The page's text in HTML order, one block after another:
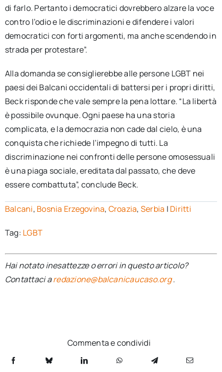
di farlo. Pertanto i democratici dovrebbero alzare la voce
contro l’odio e le discriminazioni e difendere i valori
democratici con forti argomenti, ma anche scendendo in
strada per protestare”.
Alla domanda se consiglierebbe alle persone LGBT nei
paesi dei Balcani occidentali di battersi per i propri diritti,
Beck risponde che vale sempre la pena lottare. “La libertà
è possibile ovunque. Ogni paese ha una storia
complicata, e la democrazia non cade dal cielo, è una
conquista che richiede l’impegno di tutti. La
discriminazione nei confronti delle persone omosessuali
è una piaga sociale, ereditata dal passato, che deve
essere combattuta”, conclude Beck.
Balcani, Bosnia Erzegovina, Croazia, Serbia | Diritti
Tag: LGBT
Hai notato inesattezze o errori in questo articolo?
Contattaci aredazione@balcanicaucaso.org.
Commenta e condividi